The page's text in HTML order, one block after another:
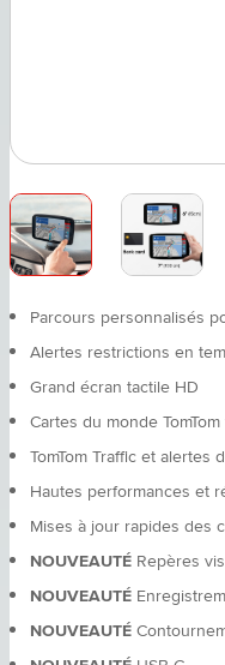
Parcours personnalisés
Alertes restrictions en
Grand écran tactile HD
Cartes du monde
TomTom Traffic et alertes
Hautes performances et
Mises à jour rapides des
NOUVEAUTÉ Repères
NOUVEAUTÉ
NOUVEAUTÉ